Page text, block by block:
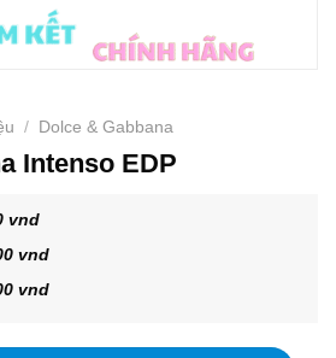
/ Dolce & Gabbana
Intenso EDP
vnd
vnd
vnd